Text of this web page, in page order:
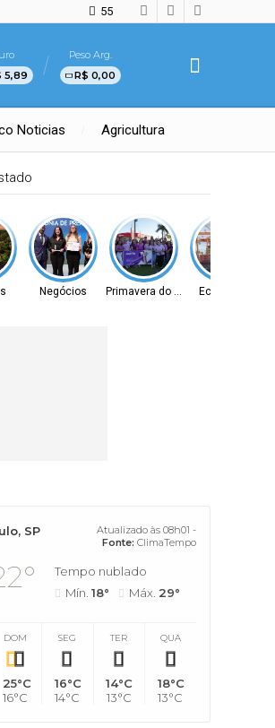
55
5,89
Peso Arg.
R$ 0,00
Noticias Agricultura
Negócios Primavera do LesteEconomia
SP
Atualizado às 08h01 -
Fonte: ClimaTempo
Tempo nublado
Mín. 18° Máx. 29°
DOM
25°C
16°C
SEG
16°C
14°C
TER
14°C
13°C
QUA
18°C
13°C